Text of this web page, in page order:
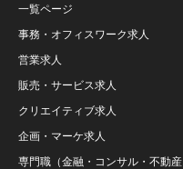
一覧ページ
事務・オフィスワーク求人
営業求人
販売・サービス求人
クリエイティブ求人
企画・マーケ求人
専門職（金融・コンサル・不動産